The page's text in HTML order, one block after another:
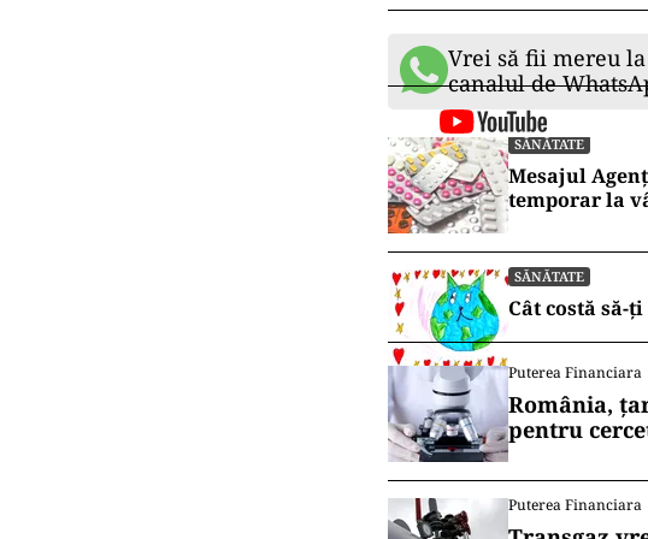
Vrei să fii mereu
canalul de
SĂNĂTATE
Mesajul
temporar la
SĂNĂTATE
Cât costă să-
Puterea Financiara
România,
pentru
Puterea Financiara